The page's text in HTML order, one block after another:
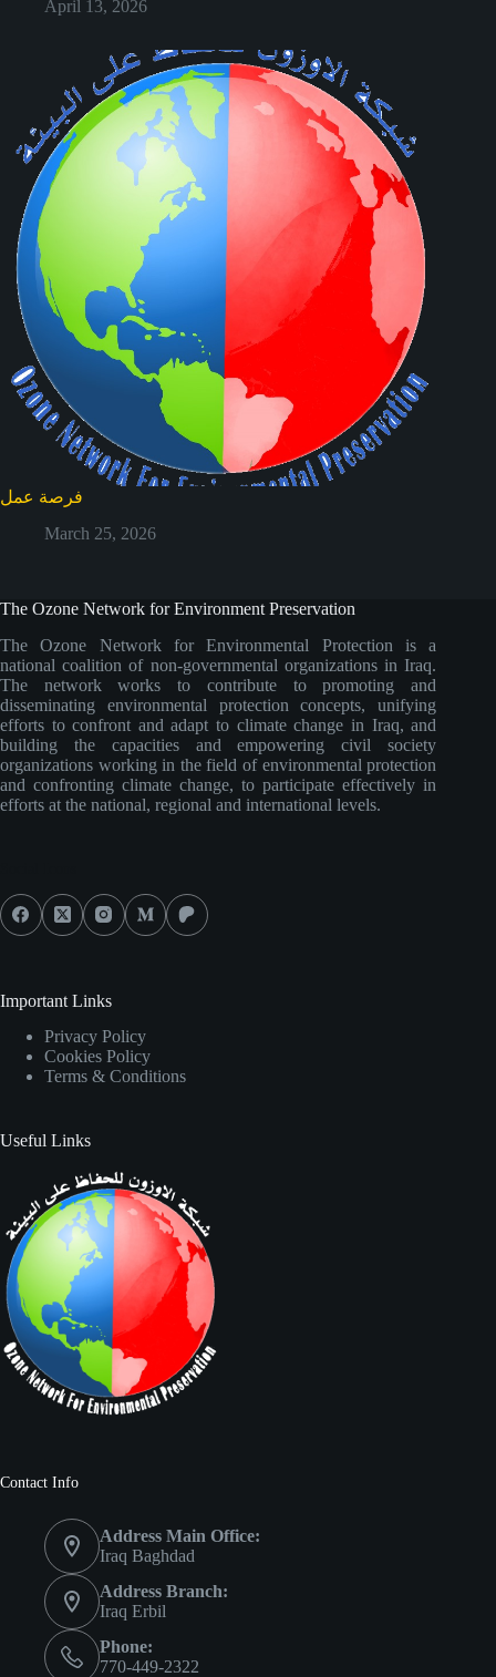
April 13, 2026
فرصة عمل
March 25, 2026
The Ozone Network for Environment Preservation
The Ozone Network for Environmental Protection is a
national coalition of non-governmental organizations in Iraq.
The network works to contribute to promoting and
disseminating environmental protection concepts, unifying
efforts to confront and adapt to climate change in Iraq, and
building the capacities and empowering civil society
organizations working in the field of environmental protection
and confronting climate change, to participate effectively in
efforts at the national, regional and international levels.
Important Links
Privacy Policy
Cookies Policy
Terms & Conditions
Useful Links
Contact Info
Address Main Office:
Iraq Baghdad
Address Branch:
Iraq Erbil
Phone:
770-449-2322